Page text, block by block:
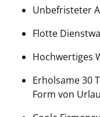
Unbefristeter
Flotte
Hochwertiges
Erholsame 30
Form von